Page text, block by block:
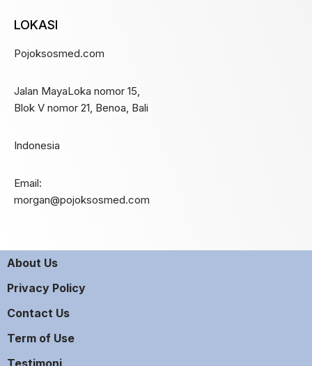
LOKASI
Pojoksosmed.com
Jalan MayaLoka nomor 15,
Blok V nomor 21, Benoa, Bali
Indonesia
Email:
morgan@pojoksosmed.com
About Us
Privacy Policy
Contact Us
Term of Use